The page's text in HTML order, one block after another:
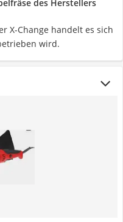
des Herstellers
X-Change handelt es sich
wird.